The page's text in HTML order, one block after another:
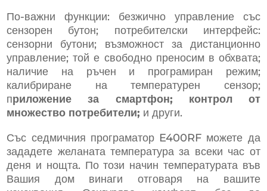
По-важни функции: безжично управление със
сензорен бутон; потребителски интерфейс:
сензорни бутони; възможност за дистанционно
управление; той е свободно преносим в обхвата;
наличие на ръчен и програмиран режим;
калибриране на температурен сензор;
приложение за смартфон; контрол от
множество потребители; и други.
Със седмичния програматор E400RF можете да
зададете желаната температура за всеки час от
деня и нощта. По този начин температурата във
Вашия дом винаги отговаря на вашите